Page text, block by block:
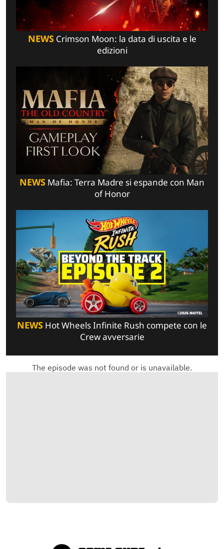
NEWSCrimson Moon: la data di uscita e le
edizioni
NEWS Mafia: Terra Madre si espande con Man
of Honor
NEWS Hot Wheels Infinite Rush compete con le
Crew avversarie